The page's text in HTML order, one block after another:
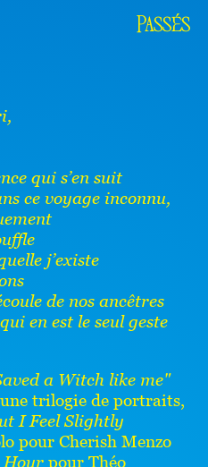
Passés
qui s’en suit
ce voyage inconnu,
j’existe
de nos ancêtres
en est le seul geste
a Witch like me"
trilogie de portraits,
I Feel Slightly
pour Cherish Menzo
Hour pour Théo